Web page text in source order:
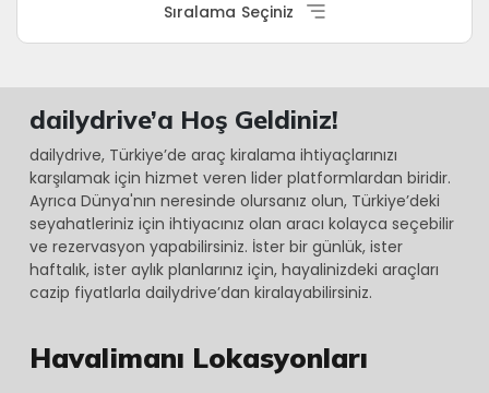
Alış
-
Tarih
/
Saat
2026-
04
Sıralama Seçiniz
dailydrive’a Hoş Geldiniz!
dailydrive, Türkiye’de araç kiralama ihtiyaçlarınızı
karşılamak için hizmet veren lider platformlardan biridir.
Ayrıca Dünya'nın neresinde olursanız olun, Türkiye’deki
seyahatleriniz için ihtiyacınız olan aracı kolayca seçebilir
ve rezervasyon yapabilirsiniz. İster bir günlük, ister
haftalık, ister aylık planlarınız için, hayalinizdeki araçları
cazip fiyatlarla dailydrive’dan kiralayabilirsiniz.
Havalimanı Lokasyonları